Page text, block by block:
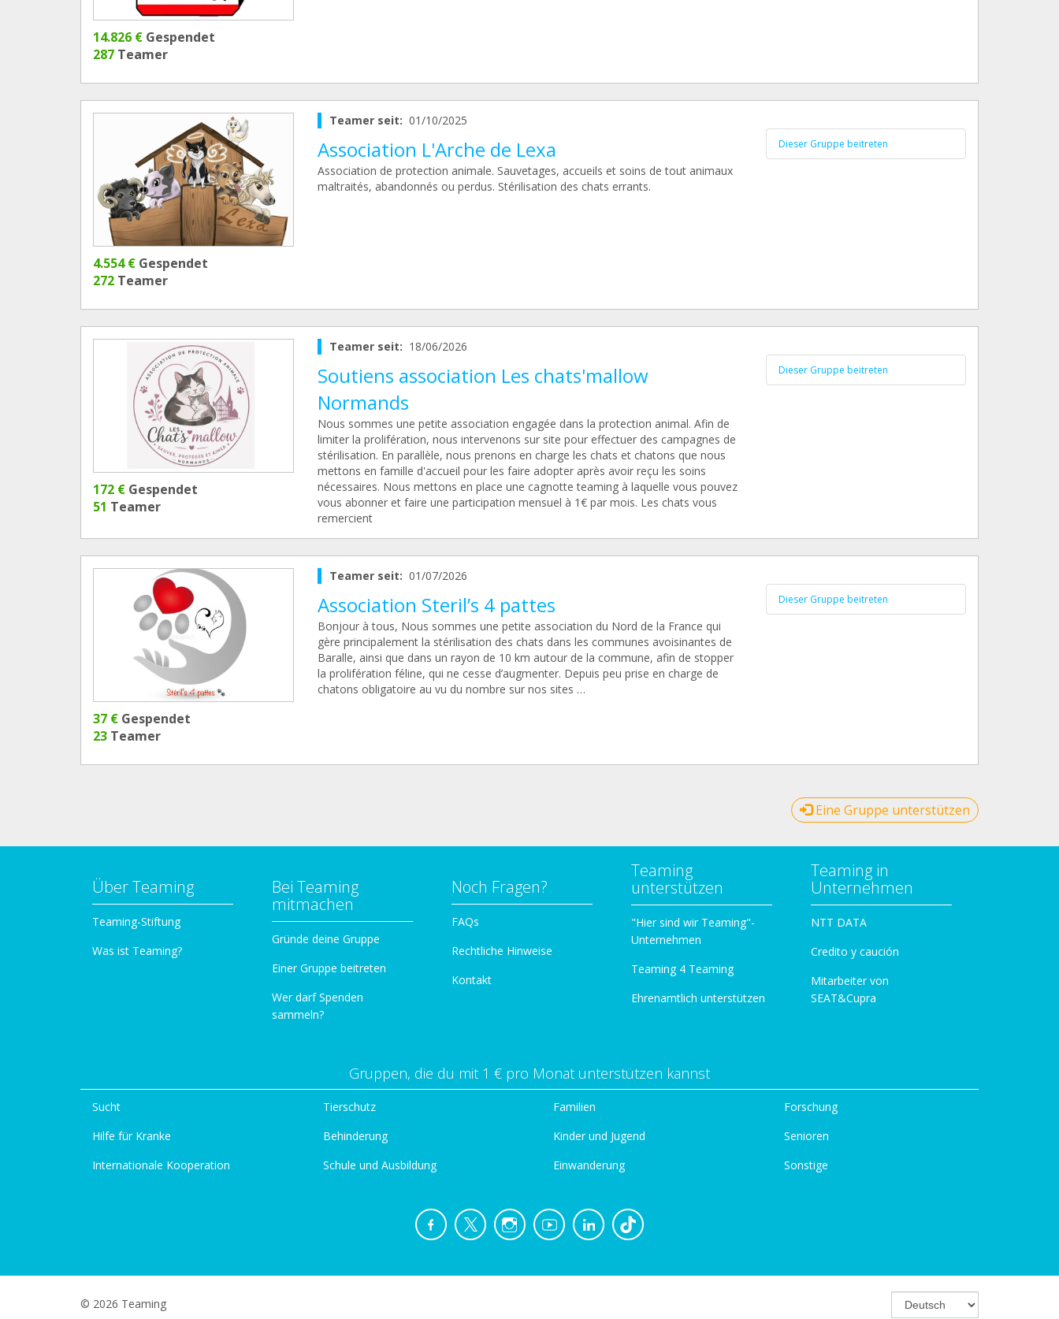
14.826 € Gespendet
287 Teamer
4.554 € Gespendet
272 Teamer
Teamer seit: 01/10/2025
Association L'Arche de Lexa
Association de protection animale. Sauvetages, accueils et soins de tout animaux
maltraités, abandonnés ou perdus. Stérilisation des chats errants.
Dieser Gruppe beitreten
172 € Gespendet
51 Teamer
Teamer seit: 18/06/2026
Soutiens association Les chats'mallow
Normands
Nous sommes une petite association engagée dans la protection animal. Afin de
limiter la prolifération, nous intervenons sur site pour effectuer des campagnes de
stérilisation. En parallèle, nous prenons en charge les chats et chatons que nous
mettons en famille d'accueil pour les faire adopter après avoir reçu les soins
nécessaires. Nous mettons en place une cagnotte teaming à laquelle vous pouvez
vous abonner et faire une participation mensuel à 1€ par mois. Les chats vous
remercient
Dieser Gruppe beitreten
37 € Gespendet
23 Teamer
Teamer seit: 01/07/2026
Association Steril’s 4 pattes
Bonjour à tous, Nous sommes une petite association du Nord de la France qui
gère principalement la stérilisation des chats dans les communes avoisinantes de
Baralle, ainsi que dans un rayon de 10 km autour de la commune, afin de stopper
la prolifération féline, qui ne cesse d’augmenter. Depuis peu prise en charge de
chatons obligatoire au vu du nombre sur nos sites …
Dieser Gruppe beitreten
Eine Gruppe unterstützen
Über Teaming
Teaming-Stiftung
Was ist Teaming?
Bei Teaming
mitmachen
Gründe deine Gruppe
Einer Gruppe beitreten
Wer darf Spenden
sammeln?
Noch Fragen?
FAQs
Rechtliche Hinweise
Kontakt
Teaming
unterstützen
"Hier sind wir Teaming"-
Unternehmen
Teaming 4 Teaming
Ehrenamtlich unterstützen
Teaming in
Unternehmen
NTT DATA
Credito y caución
Mitarbeiter von
SEAT&Cupra
Gruppen, die du mit 1 € pro Monat unterstützen kannst
Sucht
Hilfe für Kranke
Internationale Kooperation
Tierschutz
Behinderung
Schule und Ausbildung
Familien
Kinder und Jugend
Einwanderung
Forschung
Senioren
Sonstige
© 2026 Teaming